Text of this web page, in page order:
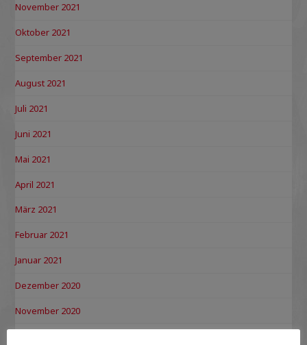
November 2021
Oktober 2021
September 2021
August 2021
Juli 2021
Juni 2021
Mai 2021
April 2021
März 2021
Februar 2021
Januar 2021
Dezember 2020
November 2020